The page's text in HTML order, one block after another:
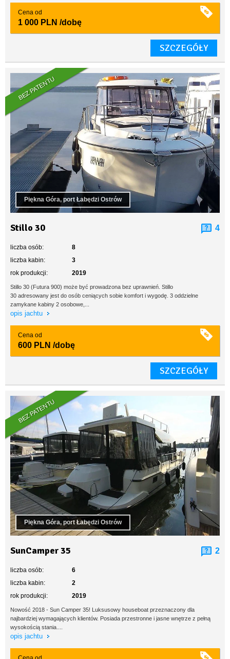
Cena od
1 000 PLN /dobę
SZCZEGÓŁY
BEZ PATENTU
Piękna Góra, port Łabędzi Ostrów
Stillo 30 4
liczba osób:
8
liczba kabin:
3
rok produkcji:
2019
Stillo 30 (Futura 900) może być prowadzona bez uprawnień. Stillo
30 adresowany jest do osób ceniących sobie komfort i wygodę. 3 oddzielne
zamykane kabiny 2 osobowe,...
opis jachtu
Cena od
600 PLN /dobę
SZCZEGÓŁY
BEZ PATENTU
Piękna Góra, port Łabędzi Ostrów
SunCamper 35 2
liczba osób:
6
liczba kabin:
2
rok produkcji:
2019
Nowość 2018 - Sun Camper 35! Luksusowy houseboat przeznaczony dla
najbardziej wymagających klientów. Posiada przestronne i jasne wnętrze z pełną
wysokością stania....
opis jachtu